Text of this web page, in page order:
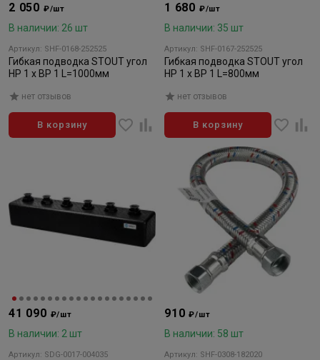
2 050 ₽/шт
В наличии: 26 шт
Артикул: SHF-0168-252525
Гибкая подводка STOUT угол
HP 1 x BP 1 L=1000мм
нет отзывов
В корзину
1 680 ₽/шт
В наличии: 35 шт
Артикул: SHF-0167-252525
Гибкая подводка STOUT угол
HP 1 x BP 1 L=800мм
нет отзывов
В корзину
41 090 ₽/шт
В наличии: 2 шт
Артикул: SDG-0017-004035
910₽/шт
В наличии: 58 шт
Артикул: SHF-0308-182020